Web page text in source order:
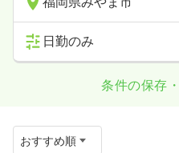
日勤のみ
条件の保存